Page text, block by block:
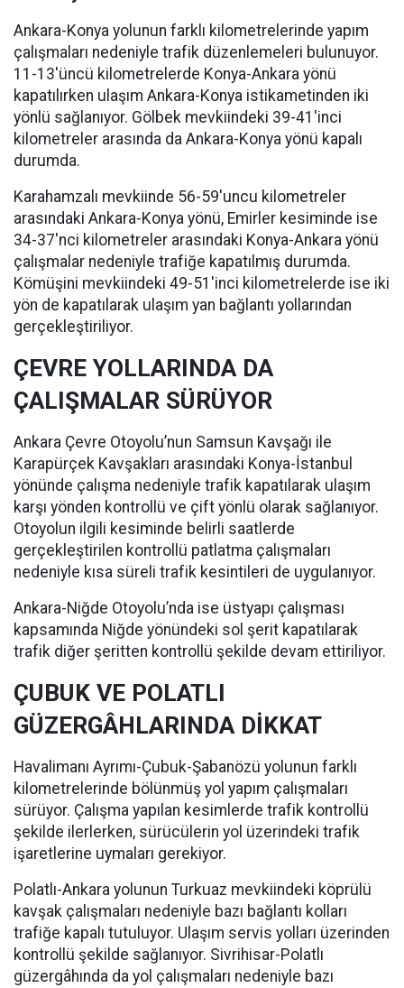
Ankara-Konya yolunun farklı kilometrelerinde yapım
çalışmaları nedeniyle trafik düzenlemeleri bulunuyor.
11-13'üncü kilometrelerde Konya-Ankara yönü
kapatılırken ulaşım Ankara-Konya istikametinden iki
yönlü sağlanıyor. Gölbek mevkiindeki 39-41'inci
kilometreler arasında da Ankara-Konya yönü kapalı
durumda.
Karahamzalı mevkiinde 56-59'uncu kilometreler
arasındaki Ankara-Konya yönü, Emirler kesiminde ise
34-37'nci kilometreler arasındaki Konya-Ankara yönü
çalışmalar nedeniyle trafiğe kapatılmış durumda.
Kömüşini mevkiindeki 49-51'inci kilometrelerde ise iki
yön de kapatılarak ulaşım yan bağlantı yollarından
gerçekleştiriliyor.
ÇEVRE YOLLARINDA DA
ÇALIŞMALAR SÜRÜYOR
Ankara Çevre Otoyolu’nun Samsun Kavşağı ile
Karapürçek Kavşakları arasındaki Konya-İstanbul
yönünde çalışma nedeniyle trafik kapatılarak ulaşım
karşı yönden kontrollü ve çift yönlü olarak sağlanıyor.
Otoyolun ilgili kesiminde belirli saatlerde
gerçekleştirilen kontrollü patlatma çalışmaları
nedeniyle kısa süreli trafik kesintileri de uygulanıyor.
Ankara-Niğde Otoyolu’nda ise üstyapı çalışması
kapsamında Niğde yönündeki sol şerit kapatılarak
trafik diğer şeritten kontrollü şekilde devam ettiriliyor.
ÇUBUK VE POLATLI
GÜZERGÂHLARINDA DİKKAT
Havalimanı Ayrımı-Çubuk-Şabanözü yolunun farklı
kilometrelerinde bölünmüş yol yapım çalışmaları
sürüyor. Çalışma yapılan kesimlerde trafik kontrollü
şekilde ilerlerken, sürücülerin yol üzerindeki trafik
işaretlerine uymaları gerekiyor.
Polatlı-Ankara yolunun Turkuaz mevkiindeki köprülü
kavşak çalışmaları nedeniyle bazı bağlantı kolları
trafiğe kapalı tutuluyor. Ulaşım servis yolları üzerinden
kontrollü şekilde sağlanıyor. Sivrihisar-Polatlı
güzergâhında da yol çalışmaları nedeniyle bazı